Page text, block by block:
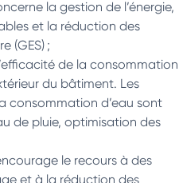
la gestion de l’énergie,
et la réduction des
(GES) ;
de la consommation
du bâtiment. Les
consommation d’eau sont
de pluie, optimisation des
le recours à des
et à la réduction des